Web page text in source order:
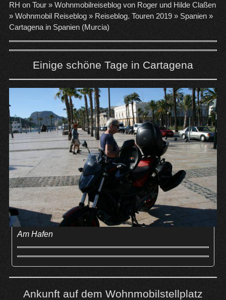
RH on Tour » Wohnmobilreiseblog von Roger und Hilde Claßen
» Wohnmobil Reiseblog» Reiseblog. Touren 2019» Spanien»
Cartagena in Spanien (Murcia)
Einige schöne Tage in Cartagena
Am Hafen
Ankunft auf dem Wohnmobilstellplatz